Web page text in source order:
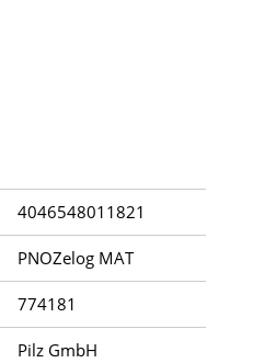
4046548011821
PNOZelog MAT
774181
Pilz GmbH